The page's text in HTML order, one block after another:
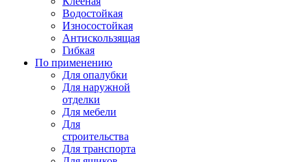
Водостойкая
Износостойкая
Антискользящая
Гибкая
По применению
Для опалубки
Для наружной
отделки
Для мебели
Для
строительства
Для транспорта